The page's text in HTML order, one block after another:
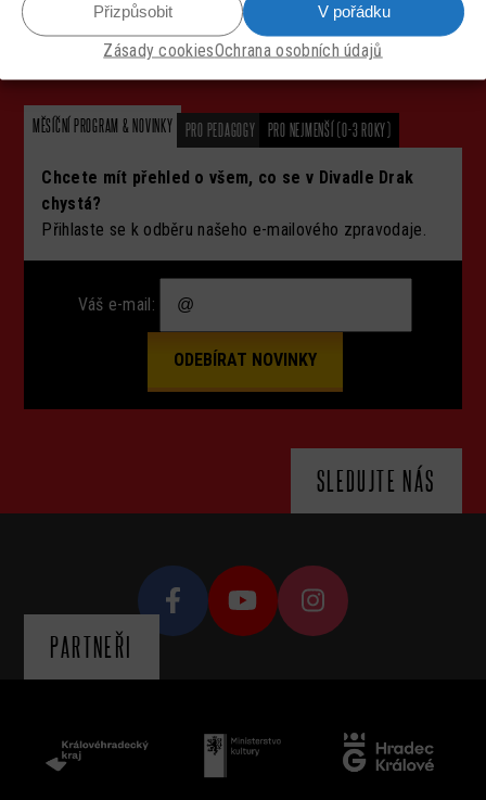
V pořádku
Přizpůsobit
Zásady cookiesOchrana osobních údajů
MĚSÍČNÍ PROGRAM & NOVINKY PRO PEDAGOGY PRO NEJMENŠÍ (0-3 ROKY)
Chcete mít přehled o všem, co se v Divadle Drak
chystá?
Přihlaste se k odběru našeho e-mailového zpravodaje.
Váš e-mail:
SLEDUJTE NÁS
PARTNEŘI